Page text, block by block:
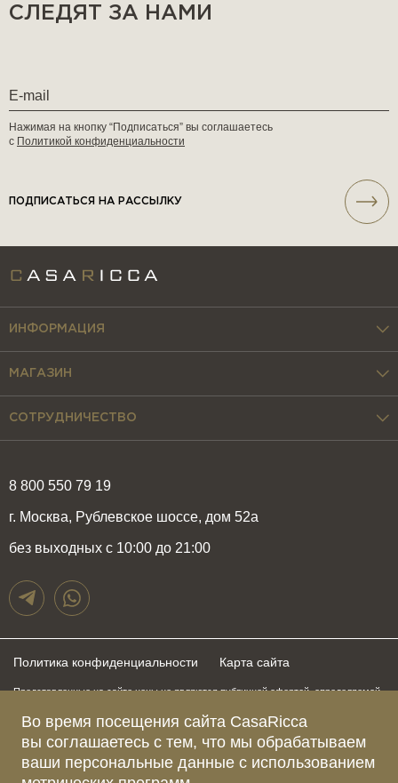
Во время посещения сайта CasaRicca
вы соглашаетесь с тем, что мы обрабатываем
ваши персональные данные с использованием
СЛЕДЯТ ЗА НАМИ
Нажимая на кнопку “Подписаться” вы соглашаетесь
с Политикой конфиденциальности
ПОДПИСАТЬСЯ НА РАССЫЛКУ
8 800 550 79 19
г. Москва, Рублевское шоссе, дом 52а
без выходных с 10:00 до 21:00
ИНФОРМАЦИЯ
МАГАЗИН
СОТРУДНИЧЕСТВО
Политика конфиденциальности Карта сайта
Представленные на сайте цены не являются публичной офертой, определяемой
быть изменены в любое время без предупреждения. Для получения актуальной и
подробной информации о стоимости, сроках и условиях поставки просьба
обращаться к менеджерам по указанным выше телефонам